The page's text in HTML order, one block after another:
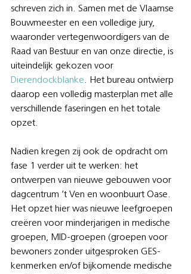
schreven zich in. Samen met de Vlaamse
Bouwmeester en een volledige jury,
waaronder vertegenwoordigers van de
Raad van Bestuur en van onze directie, is
uiteindelijk gekozen voor
Dierendockblanke. Het bureau ontwierp
daarop een volledig masterplan met alle
verschillende faseringen en het totale
opzet.
Nadien kregen zij ook de opdracht om
fase 1 verder uit te werken: het
ontwerpen van nieuwe gebouwen voor
dagcentrum ’t Ven en woonbuurt Oase.
Het opzet hier was nieuwe leefgroepen
creëren voor minderjarigen in medische
groepen, MID-groepen (groepen voor
bewoners zonder uitgesproken GES-
kenmerken en/of bijkomende medische